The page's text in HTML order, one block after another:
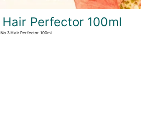
Perfector 100ml
3 Hair Perfector 100ml